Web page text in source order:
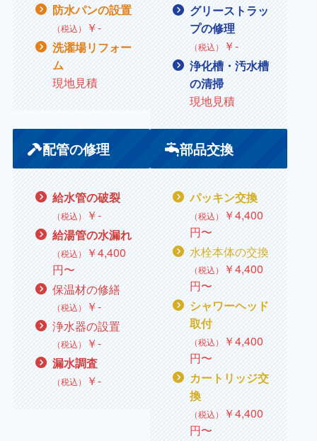
防水パンの設置
（税込） ￥‐
洗濯場リフォー
ム
現地見積
グリーストラッ
プの修理
（税込） ￥‐
浄化槽・汚水槽
の清掃
現地見積
配管の修理
給水管の破裂
（税込） ￥‐
給湯管の水漏れ
（税込）
￥4,400
円〜
保温材の修繕
（税込） ￥‐
浄水器の設置
（税込） ￥‐
漏水調査
（税込） ￥‐
部品交換
パッキン交換
（税込） ￥4,400
円〜
水栓本体の交換
（税込） ￥4,400
円〜
シャワーヘッド
取付
（税込） ￥4,400
円〜
カートリッジ交
換
（税込） ￥4,400
円〜